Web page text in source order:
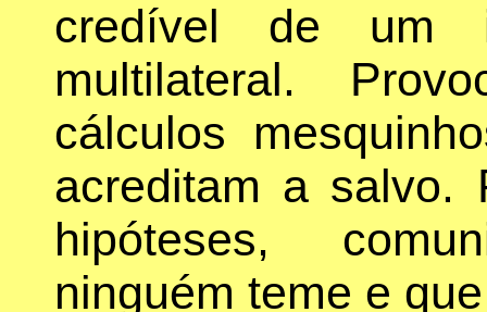
credível de um
multilateral.
cálculos
acreditam a salvo.
hipóteses,
ninguém teme e